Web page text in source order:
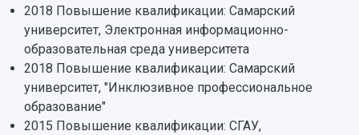
Кампус
3D-тур по университету
Музеи
Учебный аэродром
Центр истории авиационных двигателей
Ботанический сад
Умный дом бабочек
Патенты
Публикации и издания
Отчеты о проведенных конференциях
2018 Повышение квалификации: Самарский
университет, Электронная информационно-
образовательная среда университета
2018 Повышение квалификации: Самарский
университет, "Инклюзивное профессиональное
образование"
2015 Повышение квалификации: СГАУ,